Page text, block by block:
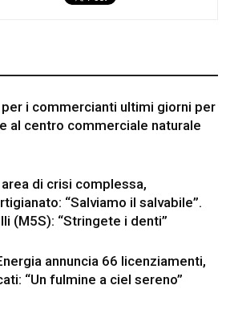
per i commercianti ultimi giorni per
al centro commerciale naturale
di crisi complessa,
“Salviamo il salvabile”.
(M5S): “Stringete i denti”
annuncia 66 licenziamenti,
“Un fulmine a ciel sereno”